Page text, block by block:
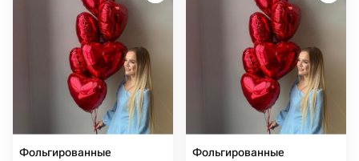
Фольгированные
Фольгированные